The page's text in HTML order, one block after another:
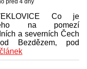
Co je
na pomezí
a severních Čech
Bezdězem, pod